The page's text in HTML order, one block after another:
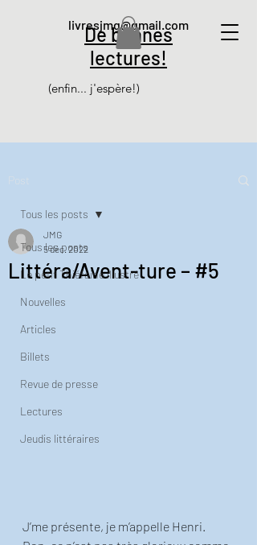
De bonnes
lectures!
(enfin... j'espère!)
livresjmg@gmail.com
Tous les posts
Le petit Thiéfaine illustré
Nouvelles
Articles
Billets
Revue de presse
Lectures
Jeudis littéraires
Tous les posts
Littéra/Avent-ture – #5
JMG
5 déc. 2022
J’me présente, je m’appelle Henri.